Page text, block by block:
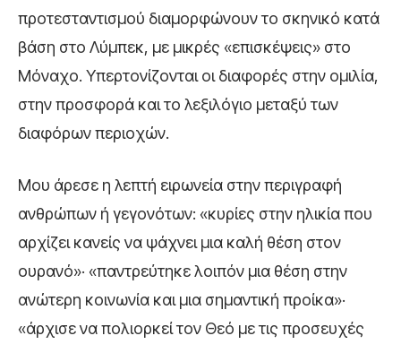
προτεσταντισμού διαμορφώνουν το σκηνικό κατά
βάση στο Λύμπεκ, με μικρές «επισκέψεις» στο
Μόναχο. Υπερτονίζονται οι διαφορές στην ομιλία,
στην προσφορά και το λεξιλόγιο μεταξύ των
διαφόρων περιοχών.
Μου άρεσε η λεπτή ειρωνεία στην περιγραφή
ανθρώπων ή γεγονότων: «κυρίες στην ηλικία που
αρχίζει κανείς να ψάχνει μια καλή θέση στον
ουρανό»· «παντρεύτηκε λοιπόν μια θέση στην
ανώτερη κοινωνία και μια σημαντική προίκα»·
«άρχισε να πολιορκεί τον Θεό με τις προσευχές